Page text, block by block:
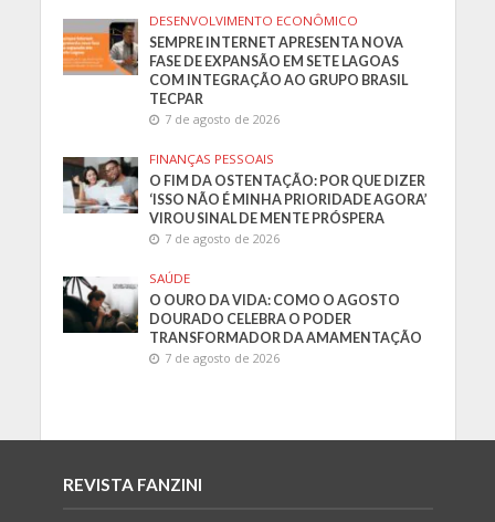
DESENVOLVIMENTO ECONÔMICO
SEMPRE INTERNET APRESENTA NOVA
FASE DE EXPANSÃO EM SETE LAGOAS
COM INTEGRAÇÃO AO GRUPO BRASIL
TECPAR
7 de agosto de 2026
FINANÇAS PESSOAIS
O FIM DA OSTENTAÇÃO: POR QUE DIZER
‘ISSO NÃO É MINHA PRIORIDADE AGORA’
VIROU SINAL DE MENTE PRÓSPERA
7 de agosto de 2026
SAÚDE
O OURO DA VIDA: COMO O AGOSTO
DOURADO CELEBRA O PODER
TRANSFORMADOR DA AMAMENTAÇÃO
7 de agosto de 2026
REVISTA FANZINI